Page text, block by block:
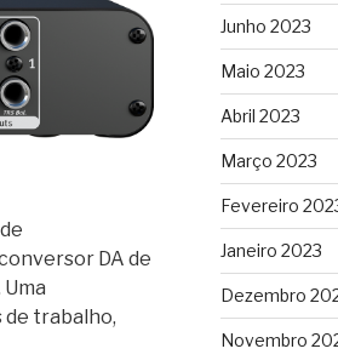
DA de
de trabalho,
Junho 2023
Maio 2023
Abril 2023
Março 2023
Fevereiro
Janeiro 2023
Dezembro
Novembro